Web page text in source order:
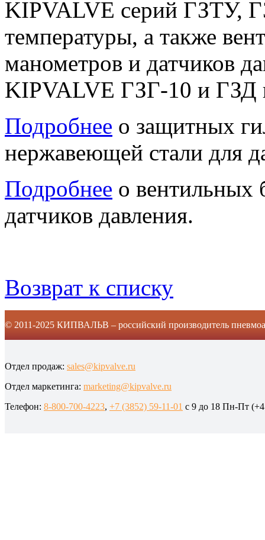
KIPVALVE серий ГЗТУ,
температуры, а также
манометров и датчиков
KIPVALVE ГЗГ-10 и ГЗД
Подробнее о защитных
нержавеющей стали для
Подробнее о вентильных
датчиков давления.
Возврат к списку
© 2011-2025 КИПВАЛЬВ – российский производитель
Отдел продаж: sales@kipvalve.ru
Отдел маркетинга: marketing@kipvalve.ru
Телефон: 8-800-700-4223, +7 (3852) 59-11-01 c 9 до 18 Пн-Пт